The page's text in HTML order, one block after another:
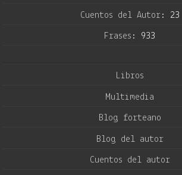
Cuentos del Autor: 23
Frases: 933
Libros
Multimedia
Blog forteano
Blog del autor
Cuentos del autor